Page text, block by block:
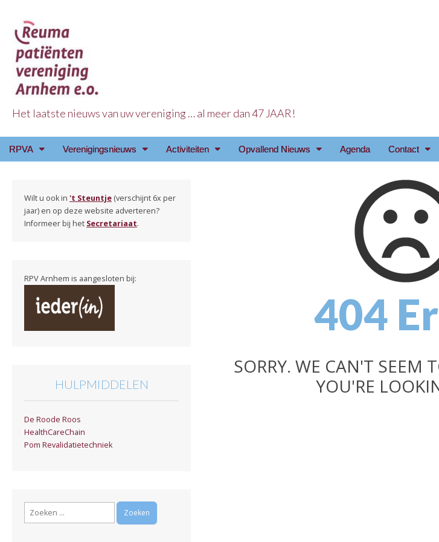
Reuma Patienten Vereniging
Het laatste nieuws van uw vereniging … al meer dan 47 JAAR!
Main
Skip
RPVA Verenigingsnieuws Activiteiten Opvallend Nieuws Agenda Contact
404
SORRY. WE CAN'T SEEM
YOU'RE
Wilt u ook in 't Steuntje (verschijnt 6x per
jaar) en op deze website adverteren?
Informeer bij het Secretariaat.
RPV Arnhem is aangesloten bij:
HULPMIDDELEN
De Roode Roos
HealthCareChain
Pom Revalidatietechniek
Zoeken